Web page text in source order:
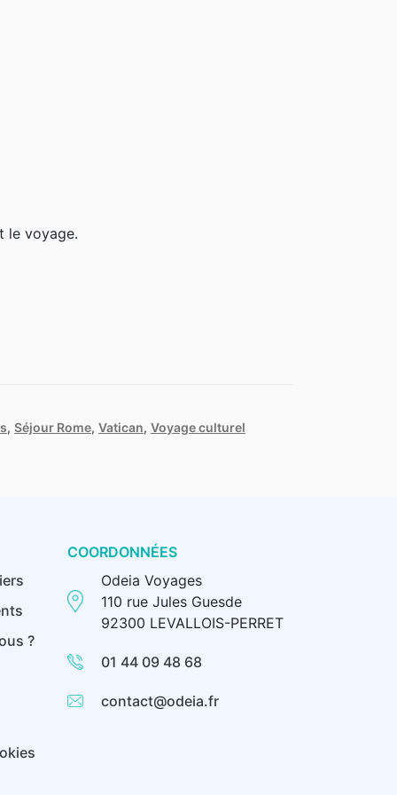
le voyage.
, Séjour Rome, Vatican, Voyage culturel
?
COORDONNÉES
Odeia Voyages
110 rue Jules Guesde
92300 LEVALLOIS-PERRET
01 44 09 48 68
contact@odeia.fr